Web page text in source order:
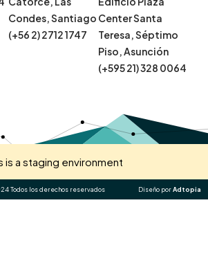
Condes, Santiago
(+56 2) 2712 1747
Center Santa
Teresa, Séptimo
Piso, Asunción
(+595 21) 328 0064
is a staging environment
Todos los derechos reservados Diseño porAdtopia